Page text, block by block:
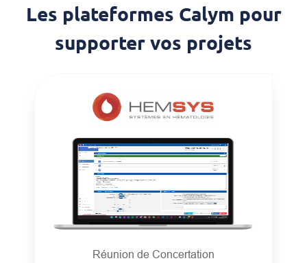
Les plateformes Calym pour
supporter vos projets
Réunion de Concertation